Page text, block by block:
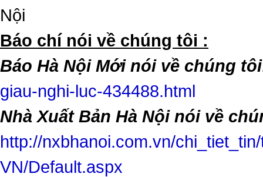
Nội
​Báo chí nói về chúng tôi :
Báo Hà Nội Mới nói về chúng
giau-nghi-luc-434488.html
Nhà Xuất Bản Hà Nội nói về
http://nxbhanoi.com.vn/
VN/Default.aspx